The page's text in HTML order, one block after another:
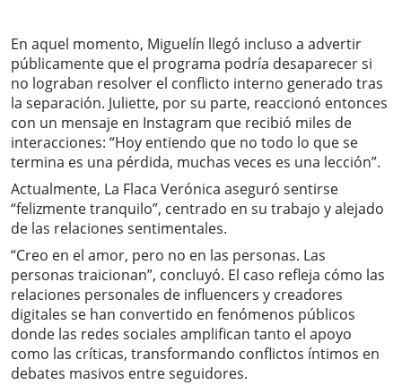
En aquel momento, Miguelín llegó incluso a advertir
públicamente que el programa podría desaparecer si
no lograban resolver el conflicto interno generado tras
la separación. Juliette, por su parte, reaccionó entonces
con un mensaje en Instagram que recibió miles de
interacciones: “Hoy entiendo que no todo lo que se
termina es una pérdida, muchas veces es una lección”.
Actualmente, La Flaca Verónica aseguró sentirse
“felizmente tranquilo”, centrado en su trabajo y alejado
de las relaciones sentimentales.
“Creo en el amor, pero no en las personas. Las
personas traicionan”, concluyó. El caso refleja cómo las
relaciones personales de influencers y creadores
digitales se han convertido en fenómenos públicos
donde las redes sociales amplifican tanto el apoyo
como las críticas, transformando conflictos íntimos en
debates masivos entre seguidores.